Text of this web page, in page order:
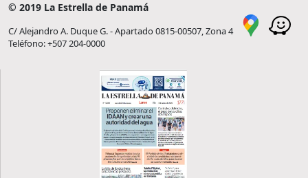
© 2019 La Estrella de Panamá
C/ Alejandro A. Duque G. - Apartado 0815-00507, Zona 4
Teléfono: +507 204-0000